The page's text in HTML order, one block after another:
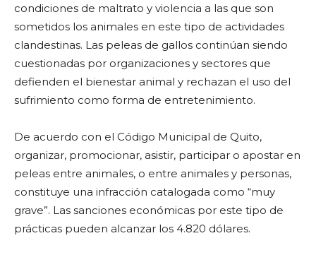
condiciones de maltrato y violencia a las que son
sometidos los animales en este tipo de actividades
clandestinas. Las peleas de gallos continúan siendo
cuestionadas por organizaciones y sectores que
defienden el bienestar animal y rechazan el uso del
sufrimiento como forma de entretenimiento.
De acuerdo con el Código Municipal de Quito,
organizar, promocionar, asistir, participar o apostar en
peleas entre animales, o entre animales y personas,
constituye una infracción catalogada como “muy
grave”. Las sanciones económicas por este tipo de
prácticas pueden alcanzar los 4.820 dólares.